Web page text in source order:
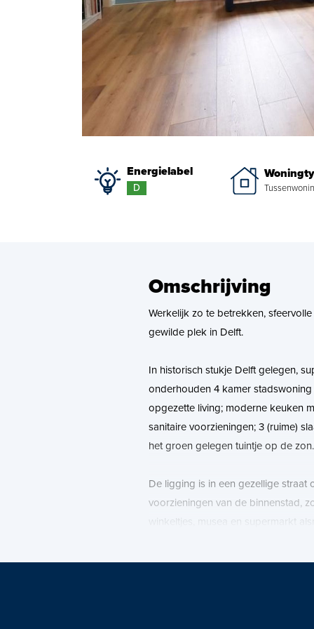
Energielabel
D
Omschrijving
Werkelijk zo te betrekken,
gewilde plek in Delft.
In historisch stukje Delft gelegen,
onderhouden 4 kamer stadswoning
opgezette living; moderne keuken
sanitaire voorzieningen; 3 (ruime)
het groen gelegen tuintje op de zon.
De ligging is in een gezellige straat
voorzieningen van de binnenstad,
winkeltjes, musea en supermarkt
uitvalswegen.
Download op Funda de brochure